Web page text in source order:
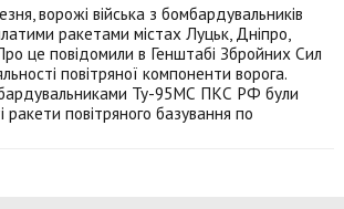
ворожі війська з бомбардувальників
ракетами містах Луцьк, Дніпро,
це повідомили в Генштабі Збройних Сил
повітряної компоненти ворога.
Ту-95МС ПКС РФ були
ракети повітряного базування по